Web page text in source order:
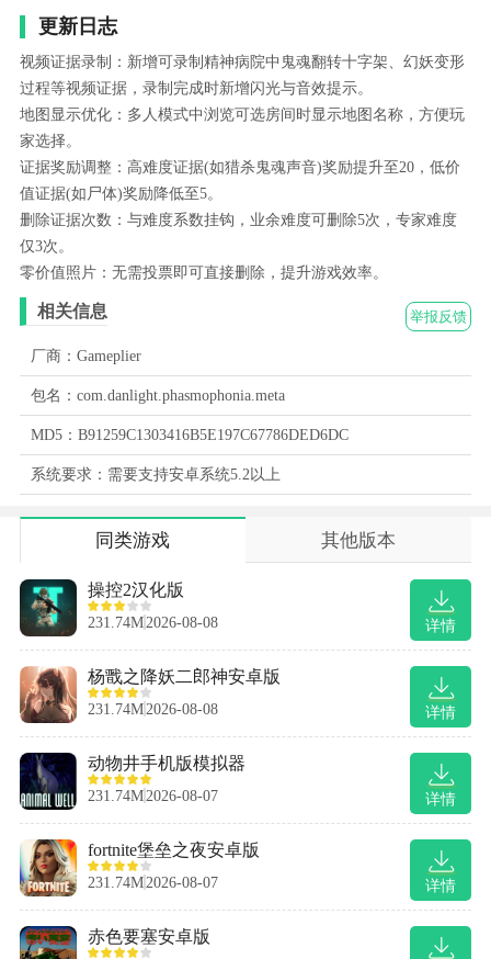
更新日志
视频证据录制：新增可录制精神病院中鬼魂翻转十字架、幻妖变形
过程等视频证据，录制完成时新增闪光与音效提示。
地图显示优化：多人模式中浏览可选房间时显示地图名称，方便玩
家选择。
证据奖励调整：高难度证据(如猎杀鬼魂声音)奖励提升至20，低价
值证据(如尸体)奖励降低至5。
删除证据次数：与难度系数挂钩，业余难度可删除5次，专家难度
仅3次。
零价值照片：无需投票即可直接删除，提升游戏效率。
举报反馈
相关信息
厂商：Gameplier
包名：com.danlight.phasmophonia.meta
MD5：B91259C1303416B5E197C67786DED6DC
系统要求：需要支持安卓系统5.2以上
同类游戏 其他版本
详情
操控2汉化版
231.74M 2026-08-08
详情
杨戬之降妖二郎神安卓版
231.74M 2026-08-08
详情
动物井手机版模拟器
231.74M 2026-08-07
详情
fortnite堡垒之夜安卓版
231.74M 2026-08-07
赤色要塞安卓版